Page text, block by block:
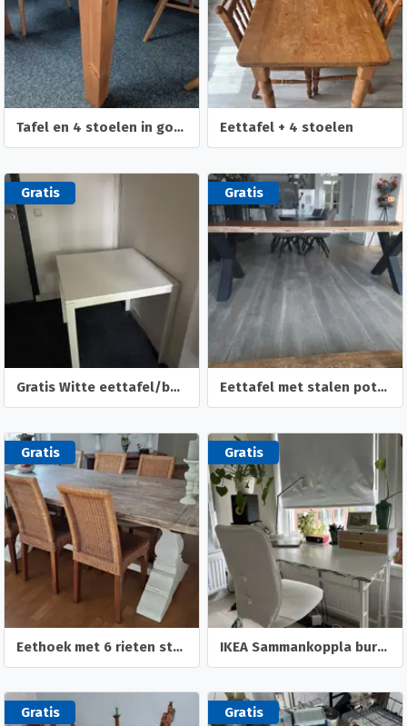
Tafel en 4 stoelen in goede staat Eettafel + 4 stoelen
Gratis
Gratis Witte eettafel/bureautafel (IKEA VIHALS)
Gratis
Eettafel met stalen poten
Gratis
Eethoek met 6 rieten stoelen
Gratis
IKEA Sammankoppla bureau + stoel en lamp
Gratis Gratis